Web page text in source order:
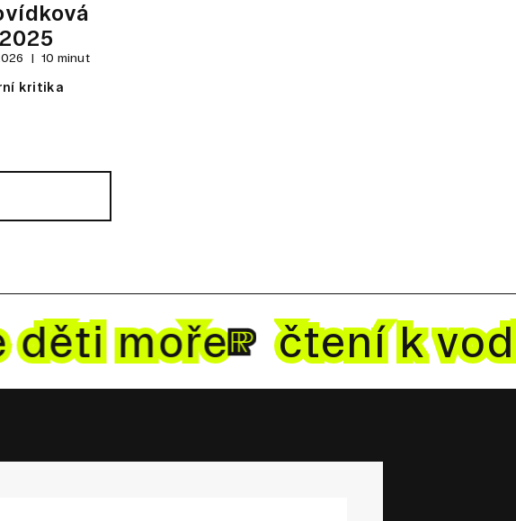
10 minut
kritika
děti moře čtení k